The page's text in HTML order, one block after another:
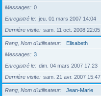
Messages
0
Enregistré le
jeu. 01 mars 2007 14:04
Dernière visite
sam. 11 oct. 2008 22:05
Rang, Nom d’utilisateur
Elisabeth
Messages
3
Enregistré le
dim. 04 mars 2007 17:23
Dernière visite
sam. 21 avr. 2007 15:47
Rang, Nom d’utilisateur
Jean-Marie